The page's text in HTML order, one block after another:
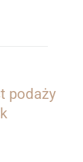
podaży